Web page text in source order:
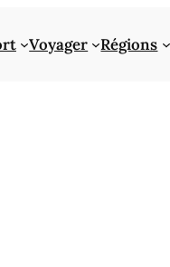
Voyager Régions